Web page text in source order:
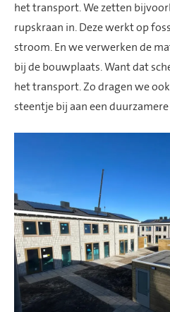
het transport. We zetten
rupskraan in. Deze werkt op
stroom. En we verwerken de
bij de bouwplaats. Want dat
het transport. Zo dragen we
steentje bij aan een